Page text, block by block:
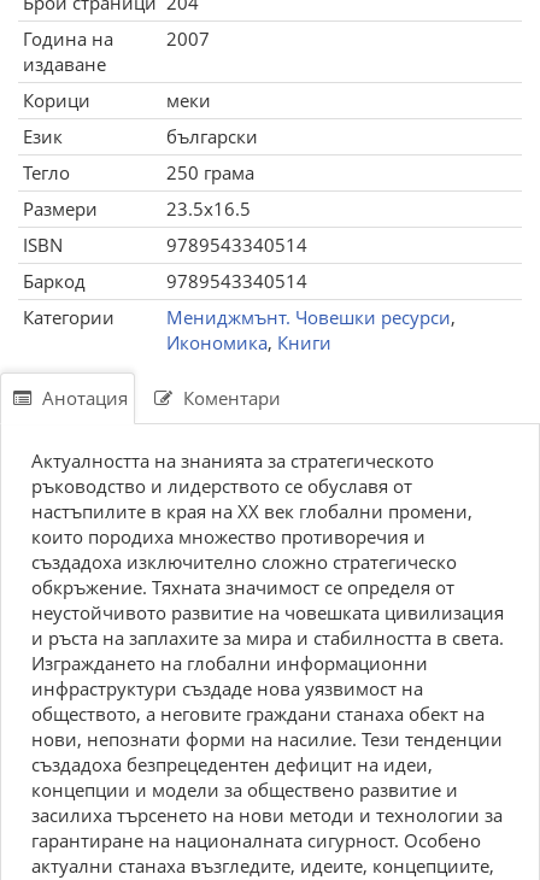
Година на
издаване
2007
Корици
меки
Език
български
Тегло
250 грама
Размери
23.5x16.5
ISBN
9789543340514
Баркод
9789543340514
Категории
Мениджмънт. Човешки ресурси,
Икономика, Книги
Анотация Коментари
Актуалността на знанията за стратегическото
ръководство и лидерството се обуславя от
настъпилите в края на XX век глобални промени,
които породиха множество противоречия и
създадоха изключително сложно стратегическо
обкръжение. Тяхната значимост се определя от
неустойчивото развитие на човешката цивилизация
и ръста на заплахите за мира и стабилността в света.
Изграждането на глобални информационни
инфраструктури създаде нова уязвимост на
обществото, а неговите граждани станаха обект на
нови, непознати форми на насилие. Тези тенденции
създадоха безпрецедентен дефицит на идеи,
концепции и модели за обществено развитие и
засилиха търсенето на нови методи и технологии за
гарантиране на националната сигурност. Особено
актуални станаха възгледите, идеите, концепциите,